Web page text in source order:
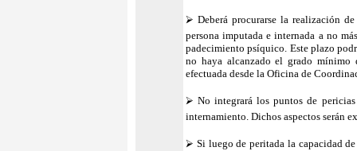
⮚ Deberá procurarse la realización
persona imputada e internada a no
padecimiento psíquico. Este plazo
no haya alcanzado el grado
efectuada desde la Oficina de
⮚ No integrará los puntos de
internamiento. Dichos aspectos serán
⮚ Si luego de peritada la capacidad